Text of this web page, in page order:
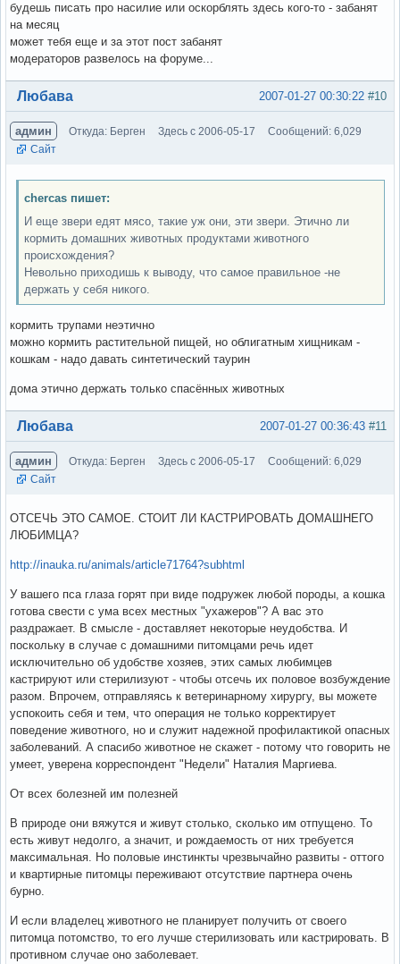
будешь писать про насилие или оскорблять здесь кого-то - забанят
на месяц
может тебя еще и за этот пост забанят
модераторов развелось на форуме...
Вне форума #10
2007-01-27 00:30:22
Любава
админ Откуда: Берген Здесь с 2006-05-17
Сообщений: 6,029
Сайт
chercas пишет:
И еще звери едят мясо, такие уж они, эти звери. Этично ли
кормить домашних животных продуктами животного
происхождения?
Невольно приходишь к выводу, что самое правильное -не
держать у себя никого.
кормить трупами неэтично
можно кормить растительной пищей, но облигатным хищникам -
кошкам - надо давать синтетический таурин
дома этично держать только спасённых животных
Вне форума #11
2007-01-27 00:36:43
Любава
админ Откуда: Берген Здесь с 2006-05-17
Сообщений: 6,029
Сайт
ОТСЕЧЬ ЭТО САМОЕ. СТОИТ ЛИ КАСТРИРОВАТЬ ДОМАШНЕГО
ЛЮБИМЦА?
http://inauka.ru/animals/article71764?subhtml
У вашего пса глаза горят при виде подружек любой породы, а кошка
готова свести с ума всех местных "ухажеров"? А вас это
раздражает. В смысле - доставляет некоторые неудобства. И
поскольку в случае с домашними питомцами речь идет
исключительно об удобстве хозяев, этих самых любимцев
кастрируют или стерилизуют - чтобы отсечь их половое возбуждение
разом. Впрочем, отправляясь к ветеринарному хирургу, вы можете
успокоить себя и тем, что операция не только корректирует
поведение животного, но и служит надежной профилактикой опасных
заболеваний. А спасибо животное не скажет - потому что говорить не
умеет, уверена корреспондент "Недели" Наталия Маргиева.
От всех болезней им полезней
В природе они вяжутся и живут столько, сколько им отпущено. То
есть живут недолго, а значит, и рождаемость от них требуется
максимальная. Но половые инстинкты чрезвычайно развиты - оттого
и квартирные питомцы переживают отсутствие партнера очень
бурно.
И если владелец животного не планирует получить от своего
питомца потомство, то его лучше стерилизовать или кастрировать. В
противном случае оно заболевает.